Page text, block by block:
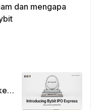
dan mengapa